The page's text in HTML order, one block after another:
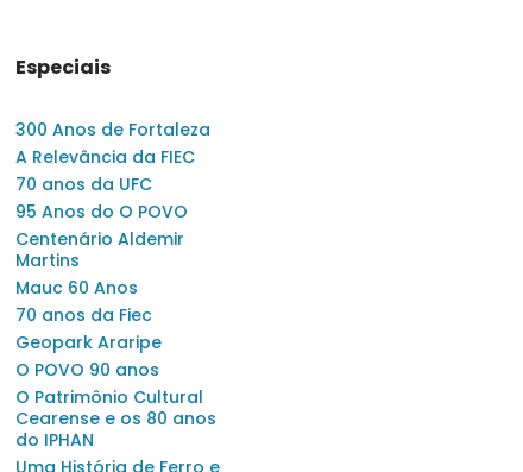
Especiais
300 Anos de Fortaleza
A Relevância da FIEC
70 anos da UFC
95 Anos do O POVO
Centenário Aldemir
Martins
Mauc 60 Anos
70 anos da Fiec
Geopark Araripe
O POVO 90 anos
O Patrimônio Cultural
Cearense e os 80 anos
do IPHAN